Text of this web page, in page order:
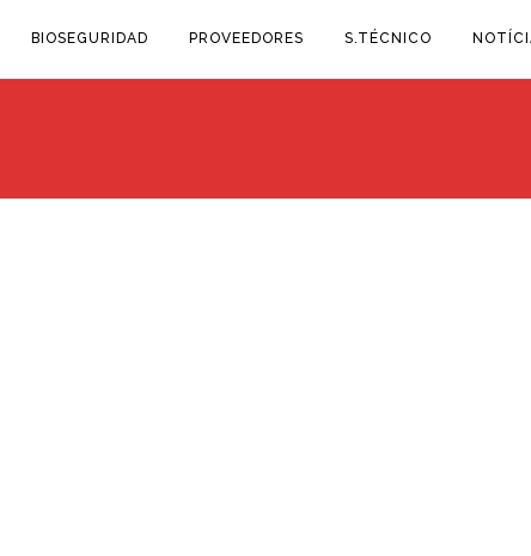
BIOSEGURIDAD PROVEEDORES S.TÉCNICO